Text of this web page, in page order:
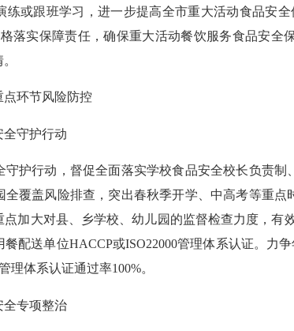
练或跟班学习，进一步提高全市重大活动食品安
落实保障责任，确保重大活动餐饮服务食品安
环节风险防控
守护行动
行动，督促全面落实学校食品安全校长负责制
覆盖风险排查，突出春秋季开学、中高考等重
加大对县、乡学校、幼儿园的监督检查力度，
配送单位HACCP或ISO22000管理体系认证。力
理体系认证通过率100%。
专项整治